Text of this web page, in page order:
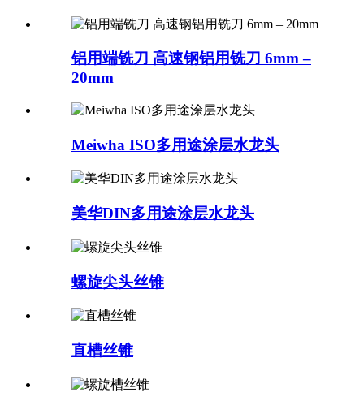
铝用端铣刀 高速钢铝用铣刀 6mm –
20mm
Meiwha ISO多用途涂层水龙头
美华DIN多用途涂层水龙头
螺旋尖头丝锥
直槽丝锥